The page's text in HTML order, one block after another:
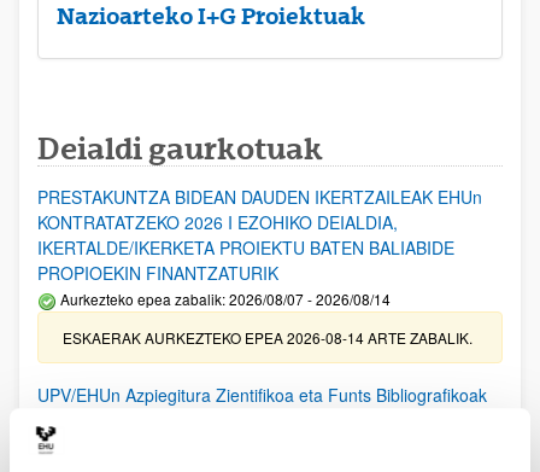
Nazioarteko I+G Proiektuak
Deialdi gaurkotuak
PRESTAKUNTZA BIDEAN DAUDEN IKERTZAILEAK EHUn
KONTRATATZEKO 2026 I EZOHIKO DEIALDIA,
IKERTALDE/IKERKETA PROIEKTU BATEN BALIABIDE
PROPIOEKIN FINANTZATURIK
Aurkezteko epea zabalik: 2026/08/07 - 2026/08/14
ESKAERAK AURKEZTEKO EPEA 2026-08-14 ARTE ZABALIK.
UPV/EHUn Azpiegitura Zientifikoa eta Funts Bibliografikoak